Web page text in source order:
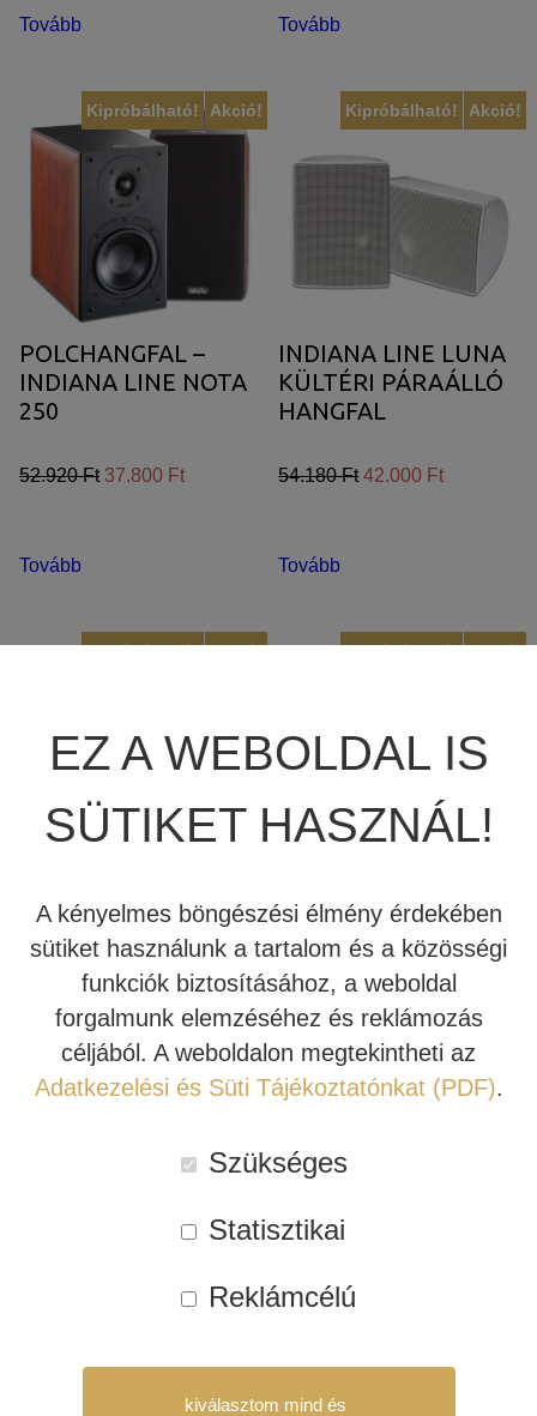
Nevükből eredően az állványos hangfalak felsőbb
kategóriába tartozó típusait ajánlott tartó oszlopra és/vagy
rezgéselnyelő talpra helyezni, a jobb hangzás érdekében.
Tovább Tovább
Akció!
Kipróbálható!
POLCHANGFAL –
INDIANA LINE NOTA
250
52.920 Ft 37.800 Ft
Tovább
Akció!
Kipróbálható!
INDIANA LINE LUNA
KÜLTÉRI PÁRAÁLLÓ
HANGFAL
54.180 Ft 42.000 Ft
Tovább
Akció!
Kipróbálható!
INDIANA LINE DIVA
252
117.600 Ft 71.400 Ft
Akció!
Kipróbálható!
262 ÁLLVÁNYOS
HANGFAL
100.800 Ft 79.800 Ft
Tovább
EZ A WEBOLDAL IS
SÜTIKET HASZNÁL!
A kényelmes böngészési élmény érdekében
sütiket használunk a tartalom és a közösségi
funkciók biztosításához, a weboldal
forgalmunk elemzéséhez és reklámozás
céljából. A weboldalon megtekintheti az
Adatkezelési és Süti Tájékoztatónkat (PDF).
Szükséges
Statisztikai
Reklámcélú
kiválasztom mind és